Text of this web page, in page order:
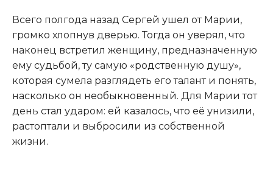
Всего полгода назад Сергей ушел от Марии,
громко хлопнув дверью. Тогда он уверял, что
наконец встретил женщину, предназначенную
ему судьбой, ту самую «родственную душу»,
которая сумела разглядеть его талант и понять,
насколько он необыкновенный. Для Марии тот
день стал ударом: ей казалось, что её унизили,
растоптали и выбросили из собственной
жизни.